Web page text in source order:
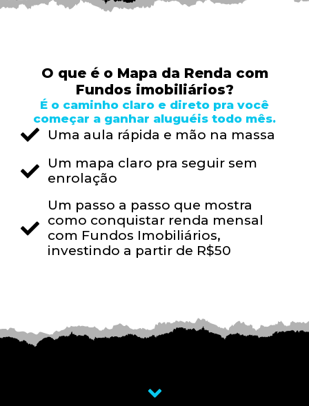
O que é o Mapa da Renda com
Fundos imobiliários?
É o caminho claro e direto pra você
começar a ganhar aluguéis todo mês.
Uma aula rápida e mão na massa
Um mapa claro pra seguir sem
enrolação
Um passo a passo que mostra
como conquistar renda mensal
com Fundos Imobiliários,
investindo a partir de R$50